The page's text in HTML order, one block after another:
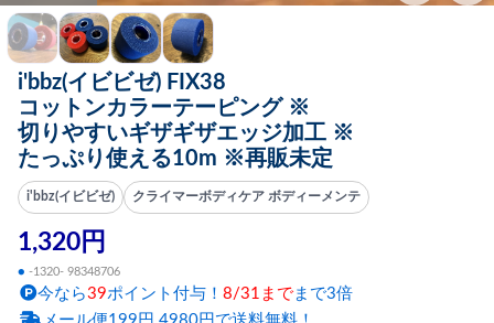
i'bbz(イビビゼ) FIX38
コットンカラーテーピング ※
切りやすいギザギザエッジ加工 ※
たっぷり使える10m ※再販未定
i'bbz(イビビゼ) クライマーボディケア ボディーメンテ
1,320円
● -1320- 98348706
今なら39ポイント付与！ 8/31まで まで3倍